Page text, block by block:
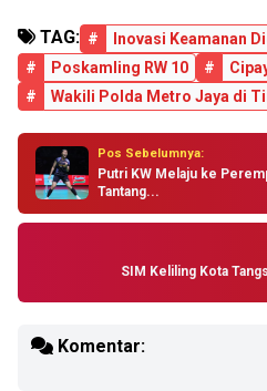
TAG: #
Inovasi Keamanan
#
Poskamling RW 10 #
#
Wakili Polda Metro Jaya di
Pos Sebelumnya:
Putri KW Melaju ke
Tantang...
SIM Keliling Kota
Komentar: